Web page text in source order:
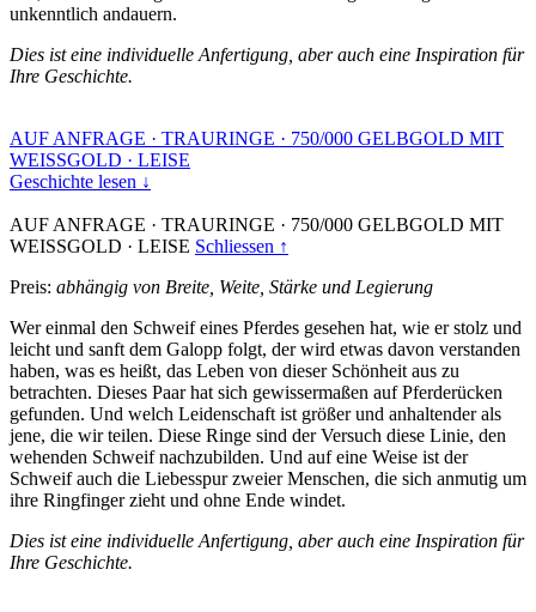
unkenntlich andauern.
Dies ist eine individuelle Anfertigung, aber auch eine Inspiration für
Ihre Geschichte.
AUF ANFRAGE · TRAURINGE · 750/000 GELBGOLD MIT
WEISSGOLD · LEISE
Geschichte lesen ↓
AUF ANFRAGE · TRAURINGE · 750/000 GELBGOLD MIT
WEISSGOLD · LEISE Schliessen ↑
Preis: abhängig von Breite, Weite, Stärke und Legierung
Wer einmal den Schweif eines Pferdes gesehen hat, wie er stolz und
leicht und sanft dem Galopp folgt, der wird etwas davon verstanden
haben, was es heißt, das Leben von dieser Schönheit aus zu
betrachten. Dieses Paar hat sich gewissermaßen auf Pferderücken
gefunden. Und welch Leidenschaft ist größer und anhaltender als
jene, die wir teilen. Diese Ringe sind der Versuch diese Linie, den
wehenden Schweif nachzubilden. Und auf eine Weise ist der
Schweif auch die Liebesspur zweier Menschen, die sich anmutig um
ihre Ringfinger zieht und ohne Ende windet.
Dies ist eine individuelle Anfertigung, aber auch eine Inspiration für
Ihre Geschichte.